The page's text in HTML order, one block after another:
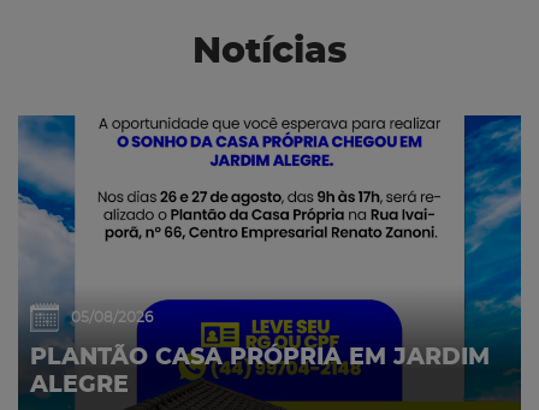
Notícias
05/08/2026
PLANTÃO CASA PRÓPRIA EM JARDIM
ALEGRE